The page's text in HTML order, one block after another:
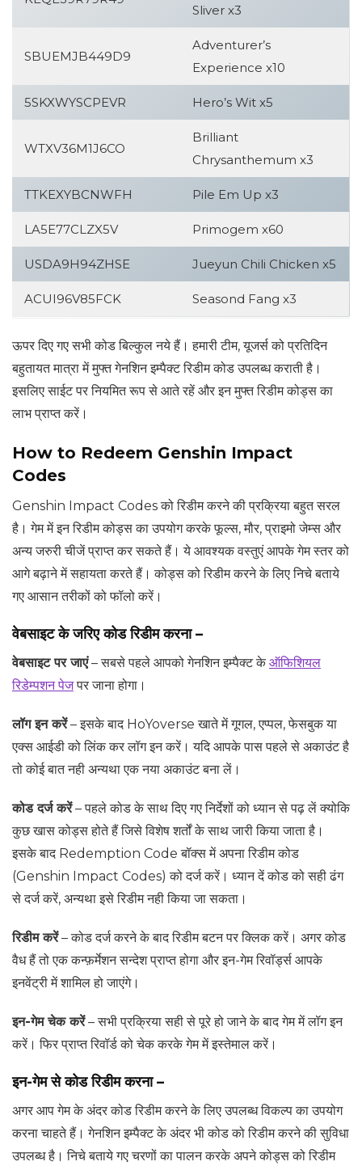
Sliver x3
SBUEMJB449D9
Adventurer’s
Experience x10
5SKXWYSCPEVR Hero’s Wit x5
WTXV36M1J6CO
Brilliant
Chrysanthemum x3
TTKEXYBCNWFH Pile Em Up x3
LA5E77CLZX5V Primogem x60
USDA9H94ZHSE Jueyun Chili Chicken x5
ACUI96V85FCK Seasond Fang x3
ऊपर दिए गए सभी कोड बिल्कुल नये हैं। हमारी टीम, यूजर्स को प्रतिदिन
बहुतायत मात्रा में मुफ्त गेनशिन इम्पैक्ट रिडीम कोड उपलब्ध कराती है।
इसलिए साईट पर नियमित रूप से आते रहें और इन मुफ्त रिडीम कोड्स का
लाभ प्राप्त करें।
How to Redeem Genshin Impact
Codes
Genshin Impact Codes को रिडीम करने की प्रक्रिया बहुत सरल
है। गेम में इन रिडीम कोड्स का उपयोग करके फूल्स, मौर, प्राइमो जेम्स और
अन्य जरुरी चीजें प्राप्त कर सकते हैं। ये आवश्यक वस्तुएं आपके गेम स्तर को
आगे बढ़ाने में सहायता करते हैं। कोड्स को रिडीम करने के लिए निचे बताये
गए आसान तरीकों को फॉलो करें।
वेबसाइट के जरिए कोड रिडीम करना–
वेबसाइट पर जाएं– सबसे पहले आपको गेनशिन इम्पैक्ट केऑफिशियल
रिडेम्पशन पेजपर जाना होगा।
लॉग इन करें– इसके बाद HoYoverse खाते में गूगल, एप्पल, फेसबुक या
एक्स आईडी को लिंक कर लॉग इन करें। यदि आपके पास पहले से अकाउंट है
तो कोई बात नही अन्यथा एक नया अकाउंट बना लें।
कोड दर्ज करें– पहले कोड के साथ दिए गए निर्देशों को ध्यान से पढ़ लें क्योकि
कुछ खास कोड्स होते हैं जिसे विशेष शर्तों के साथ जारी किया जाता है।
इसके बाद Redemption Code बॉक्स में अपना रिडीम कोड
(Genshin Impact Codes) को दर्ज करें। ध्यान दें कोड को सही ढंग
से दर्ज करें, अन्यथा इसे रिडीम नही किया जा सकता।
रिडीम करें– कोड दर्ज करने के बाद रिडीम बटन पर क्लिक करें। अगर कोड
वैध हैं तो एक कन्फ़र्मेशन सन्देश प्राप्त होगा और इन-गेम रिवॉर्ड्स आपके
इनवेंट्री में शामिल हो जाएंगे।
इन-गेम चेक करें– सभी प्रक्रिया सही से पूरे हो जाने के बाद गेम में लॉग इन
करें। फिर प्राप्त रिवॉर्ड को चेक करके गेम में इस्तेमाल करें।
इन-गेम से कोड रिडीम करना–
अगर आप गेम के अंदर कोड रिडीम करने के लिए उपलब्ध विकल्प का उपयोग
करना चाहते हैं। गेनशिन इम्पैक्ट के अंदर भी कोड को रिडीम करने की सुविधा
उपलब्ध है। निचे बताये गए चरणों का पालन करके अपने कोड्स को रिडीम